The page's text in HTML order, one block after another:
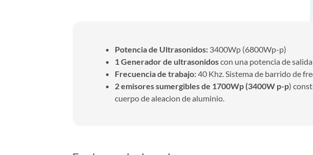
Potencia de Ultrasonidos: 3400Wp (6800Wp-p)
1 Generador de ultrasonidoscon una potencia de
Frecuencia de trabajo:40 Khz. Sistema de barrido de
2 emisores sumergibles de 1700Wp (3400W p-p)
cuerpo de aleacion de aluminio.